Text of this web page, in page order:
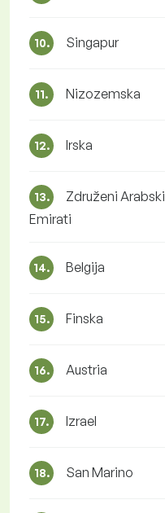
10. Singapur
11. Nizozemska
12. Irska
13.
Združeni Arabski
Emirati
14. Belgija
15. Finska
16. Austria
17. Izrael
18. San Marino